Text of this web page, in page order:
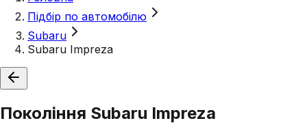
Підбір по автомобілю
Subaru
Subaru Impreza
Покоління Subaru Impreza